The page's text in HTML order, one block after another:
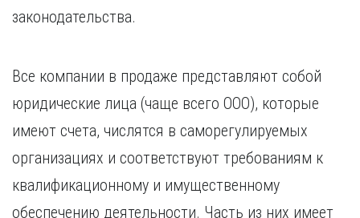
законодательства.
Все компании в продаже представляют собой
юридические лица (чаще всего ООО), которые
имеют счета, числятся в саморегулируемых
организациях и соответствуют требованиям к
квалификационному и имущественному
обеспечению деятельности. Часть из них имеет